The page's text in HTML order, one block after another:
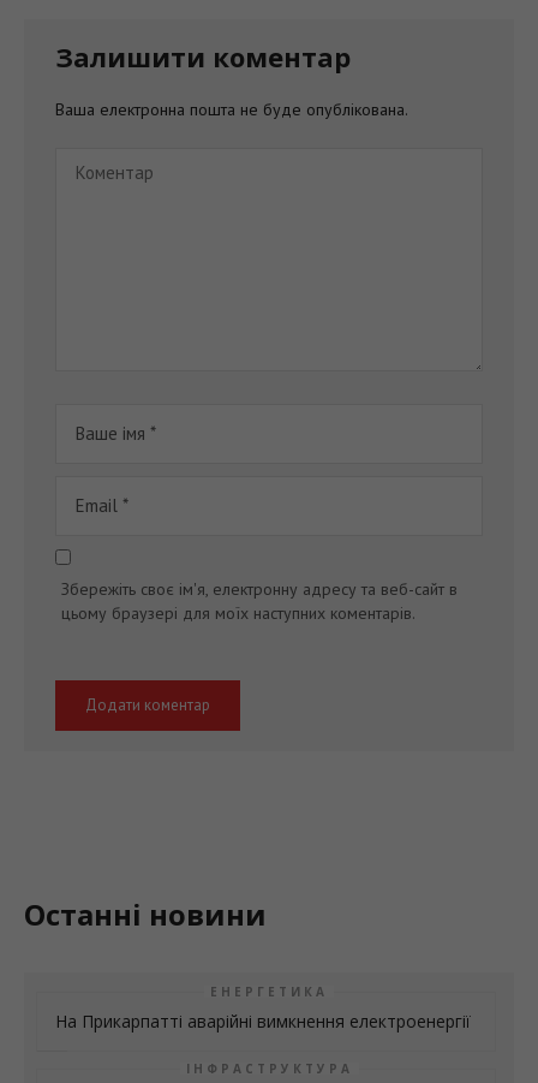
Ваша електронна пошта не буде опублікована.
цьому браузері для моїх наступних коментарів.
ІНФРАСТРУКТУРА
інфраструктури до осінньо-зимового періоду